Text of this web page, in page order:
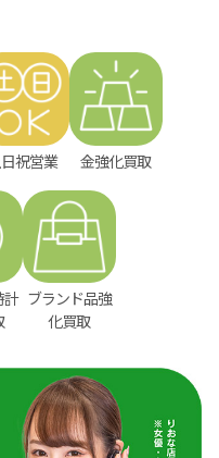
祝営業 金強化買取
計 ブランド品強
化買取